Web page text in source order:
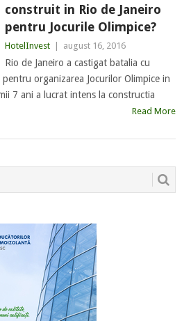
construit in Rio de Janeiro
pentru Jocurile Olimpice?
HotelInvest august 16, 2016
Rio de Janeiro a castigat batalia cu
organizarea Jocurilor Olimpice in
7 ani a lucrat intens la constructia
Read More